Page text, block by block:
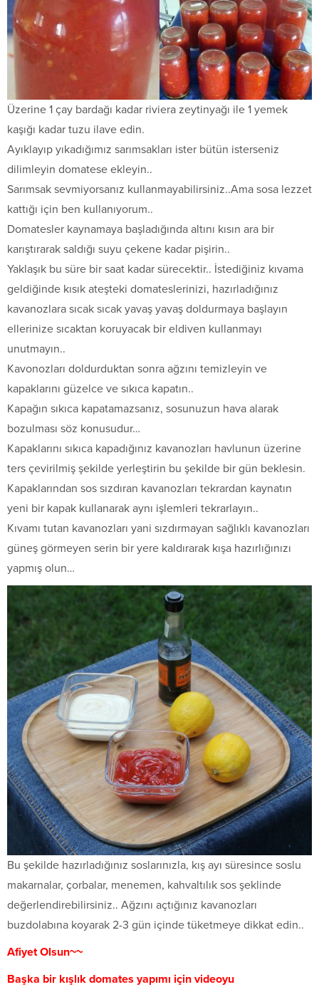
Üzerine 1 çay bardağı kadar riviera zeytinyağı ile 1 yemek
kaşığı kadar tuzu ilave edin.
Ayıklayıp yıkadığımız sarımsakları ister bütün isterseniz
dilimleyin domatese ekleyin..
Sarımsak sevmiyorsanız kullanmayabilirsiniz..Ama sosa lezzet
kattığı için ben kullanıyorum..
Domatesler kaynamaya başladığında altını kısın ara bir
karıştırarak saldığı suyu çekene kadar pişirin..
Yaklaşık bu süre bir saat kadar sürecektir.. İstediğiniz kıvama
geldiğinde kısık ateşteki domateslerinizi, hazırladığınız
kavanozlara sıcak sıcak yavaş yavaş doldurmaya başlayın
ellerinize sıcaktan koruyacak bir eldiven kullanmayı
unutmayın..
Kavonozları doldurduktan sonra ağzını temizleyin ve
kapaklarını güzelce ve sıkıca kapatın..
Kapağın sıkıca kapatamazsanız, sosunuzun hava alarak
bozulması söz konusudur…
Kapaklarını sıkıca kapadığınız kavanozları havlunun üzerine
ters çevirilmiş şekilde yerleştirin bu şekilde bir gün beklesin.
Kapaklarından sos sızdıran kavanozları tekrardan kaynatın
yeni bir kapak kullanarak aynı işlemleri tekrarlayın..
Kıvamı tutan kavanozları yani sızdırmayan sağlıklı kavanozları
güneş görmeyen serin bir yere kaldırarak kışa hazırlığınızı
yapmış olun…
Bu şekilde hazırladığınız soslarınızla, kış ayı süresince soslu
makarnalar, çorbalar, menemen, kahvaltılık sos şeklinde
değerlendirebilirsiniz.. Ağzını açtığınız kavanozları
buzdolabına koyarak 2-3 gün içinde tüketmeye dikkat edin..
Afiyet Olsun~~
Başka bir kışlık domates yapımı için videoyu